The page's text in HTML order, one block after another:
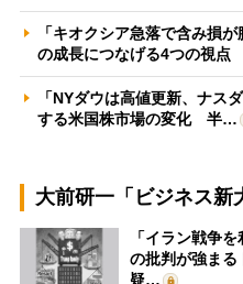
「キオクシア急落で含み損
の成長につなげる4つの視
「NYダウは高値更新、ナス
する米国株市場の変化 半…
大前研一「ビジネス新
「イラン戦争
の批判が強まる
疑…